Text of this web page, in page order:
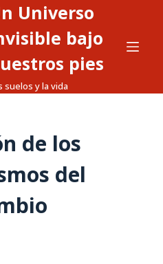
Universo
bajo
pies
suelos y la vida
de los
del